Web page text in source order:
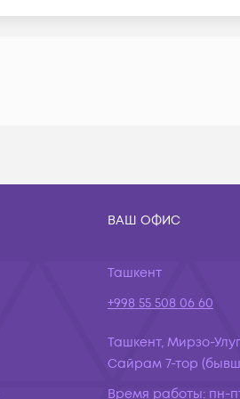
ВАШ ОФИС
Ташкент
+998 55 508 06 60
Ташкент, Мирзо-
Сайрам 7-тор
Время работы: пн-